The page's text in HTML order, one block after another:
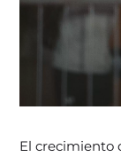
El crecimiento